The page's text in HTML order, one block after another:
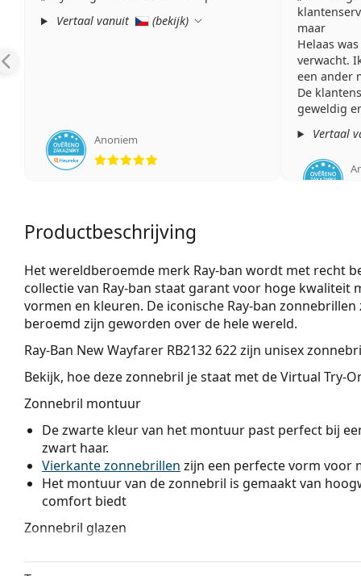
Vertaal vanuit
(bekijk)
Anoniem
maar
Helaas
verwacht.
een ander
De
geweldig
Vertaal
Productbeschrijving
Het wereldberoemde merk Ray-ban wordt met recht
collectie van Ray-ban staat garant voor hoge kwaliteit
vormen en kleuren. De iconische Ray-ban
beroemd zijn geworden over de hele wereld.
Ray-Ban New Wayfarer RB2132 622zijn unisex
Bekijk, hoe deze zonnebril je staat met de Virtual Try-
Zonnebril montuur
De zwarte kleur van het montuur past perfect bij
zwart haar.
Vierkante zonnebrillen zijn een perfecte vorm voor
Het montuur van de zonnebril is gemaakt van
comfort biedt
Zonnebril glazen